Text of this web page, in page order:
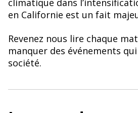
climatique dans
en Californie est un fait
Revenez nous lire chaque
manquer des événements
société.